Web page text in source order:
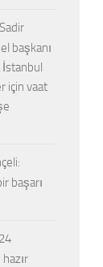
başkanı
için vaat
başarı